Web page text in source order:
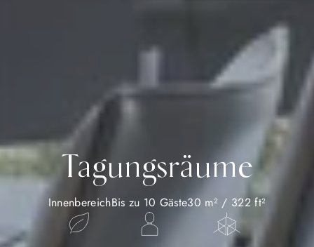
Tagungsräume
InnenbereichBis zu 10 Gäste30 m² / 322 ft²